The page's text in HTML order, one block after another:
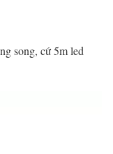
song, cứ 5m led